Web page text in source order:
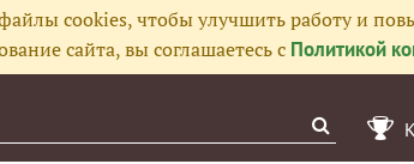
cookies, чтобы улучшить работу и
сайта, вы соглашаетесь с Политикой